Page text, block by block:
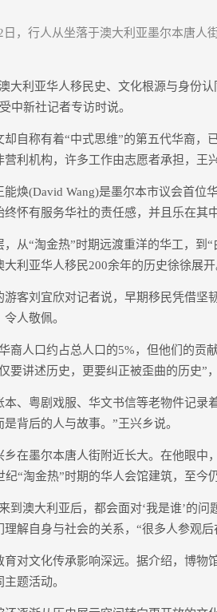
日，行人从坐落于澳大利亚墨尔本唐
利亚华人移民史、文化根源与身份认
中新社记者专访时说。
称有着“中式思维”的第五代华裔，
利机构，许多工作由志愿者承担，王
(David Wang)是墨尔本市议会首位华
怀有服务华社的责任感，并且乐在其中
“淘金热”时期远渡重洋的华工，到“
利亚华人移民200余年的历史徐徐展开
刘宜欣对记者说，早期移民凭借坚
人敬佩。
人口约占总人口的5%，但他们的贡
要讲述历史，更要纠正被歪曲的历史”
粤剧戏服、华文书信等老物件记录
背后的人与故事。”王兴乡说。
墨尔本唐人街附近长大。在他眼中
纪“淘金热”时期的华人会馆建筑，至今
澳大利亚后，都会面对‘我是谁’的问
解自身与社会的关系，“很多人参观后
文化传承影响深远。据介绍，博物
题活动。